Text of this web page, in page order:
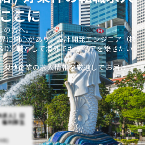
こに
の方へ。
に関心があり、設計開発エンジニア（機
）職として海外でキャリアを築きたい
現地企業の求人情報を厳選してお届けし
求人】日
利厚生